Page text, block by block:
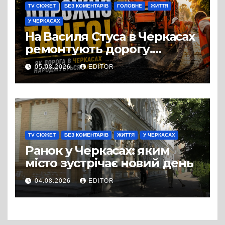
TV СЮЖЕТ БЕЗ КОМЕНТАРІВ ГОЛОВНЕ ЖИТТЯ
У ЧЕРКАСАХ
На Василя Стуса в Черкасах
ремонтують дорогу.
Роботи ведуться на ділянці
від провулка Івана Сірка до
вулиці Надпільної
05.08.2026 EDITOR
TV СЮЖЕТ БЕЗ КОМЕНТАРІВ ЖИТТЯ У ЧЕРКАСАХ
Ранок у Черкасах: яким
місто зустрічає новий день
04.08.2026 EDITOR